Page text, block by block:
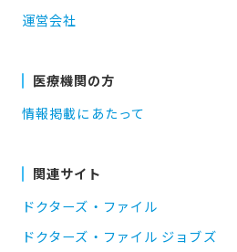
運営会社
医療機関の方
情報掲載にあたって
関連サイト
ドクターズ・ファイル
ドクターズ・ファイル ジョブズ